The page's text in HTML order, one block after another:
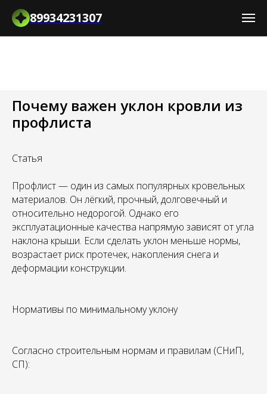
89934231307
Почему важен уклон кровли из
профлиста
Статья
Профлист — один из самых популярных кровельных
материалов. Он лёгкий, прочный, долговечный и
относительно недорогой. Однако его
эксплуатационные качества напрямую зависят от угла
наклона крыши. Если сделать уклон меньше нормы,
возрастает риск протечек, накопления снега и
деформации конструкции.
Нормативы по минимальному уклону
Согласно строительным нормам и правилам (СНиП,
СП):